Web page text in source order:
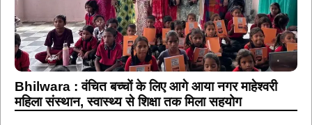
Bhilwara : वंचित बच्चों के लिए आगे आया नगर माहेश्वरी
महिला संस्थान, स्वास्थ्य से शिक्षा तक मिला सहयोग